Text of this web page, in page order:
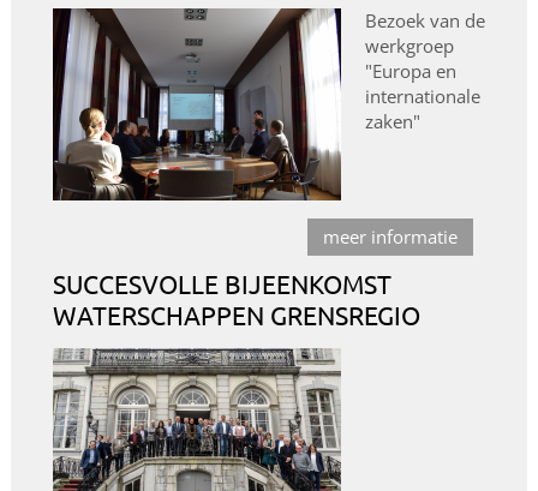
Bezoek van de
werkgroep
"Europa en
internationale
zaken"
meer informatie
SUCCESVOLLE BIJEENKOMST
WATERSCHAPPEN GRENSREGIO